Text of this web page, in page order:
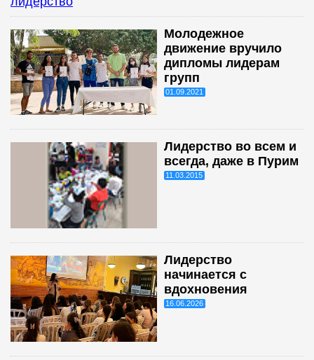
Молодежное
движение вручило
дипломы лидерам
групп
01.09.2021
Лидерство во всем и
всегда, даже в Пурим
11.03.2015
Лидерство
начинается с
вдохновения
16.06.2026